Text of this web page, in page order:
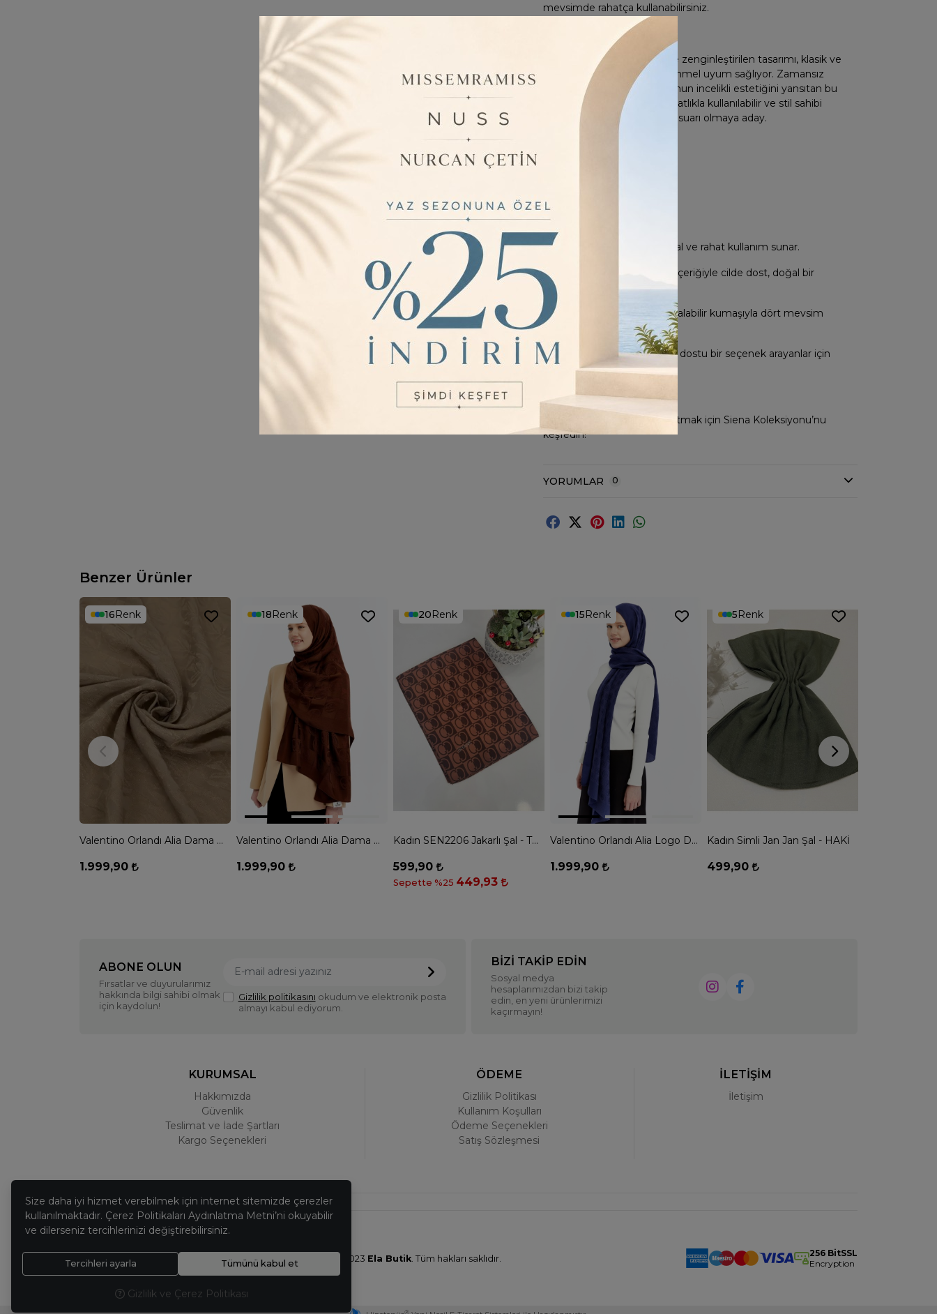
mevsimde rahatça kullanabilirsiniz.
Markanın ikonik desenleriyle zenginleştirilen tasarımı, klasik ve
modern kombinlere mükemmel uyum sağlıyor. Zamansız
şıklığıyla Siena Koleksiyonu’nun incelikli estetiğini yansıtan bu
özel parça, dört mevsim rahatlıkla kullanılabilir ve stil sahibi
kadınların vazgeçilmez aksesuarı olmaya aday.
✔ 70x195 cm ölçüsüyle ideal ve rahat kullanım sunar.
✔ %50 Floş & %50 Pamuk içeriğiyle cilde dost, doğal bir
dokunuş sağlar.
✔ Hafif, yumuşak ve nefes alabilir kumaşıyla dört mevsim
konforludur.
✔ Polyester içermez, doğa dostu bir seçenek arayanlar için
idealdir.
Stilinize zarif bir dokunuş katmak için Siena Koleksiyonu’nu
keşfedin!
YORUMLAR 0
Benzer Ürünler
16Renk
Valentino Orlandı Alia Dama Desen Şal - BEJ
1.999,90
18Renk
Valentino Orlandı Alia Dama Desen Şal - KAHVE
1.999,90
20Renk
Kadın SEN2206 Jakarlı Şal - TARÇIN
599,90
Sepette %25 449,93
15Renk
Valentino Orlandı Alia Logo Desen Şal - SAX
1.999,90
5Renk
Kadın Simli Jan Jan Şal - HAKİ
499,90
ABONE OLUN
Fırsatlar ve duyurularımız
hakkında bilgi sahibi olmak
için kaydolun!
Gizlilik politikasını okudum ve elektronik posta
almayı kabul ediyorum.
BIZI TAKIP EDIN
Sosyal medya
hesaplarımızdan bizi takip
edin, en yeni ürünlerimizi
kaçırmayın!
KURUMSAL
Hakkımızda
Güvenlik
Teslimat ve İade Şartları
Kargo Seçenekleri
ÖDEME
Gizlilik Politikası
Kullanım Koşulları
Ödeme Seçenekleri
Satış Sözleşmesi
İLETİŞİM
İletişim
© 2023 Ela Butik. Tüm hakları saklıdır.
256 BitSSL
Encryption
®
Size daha iyi hizmet verebilmek için internet sitemizde çerezler
kullanılmaktadır. Çerez Politikaları Aydınlatma Metni’ni okuyabilir
ve dilerseniz tercihlerinizi değiştirebilirsiniz.
Tercihleri ayarla Tümünü kabul et
Gizlilik ve Çerez Politikası